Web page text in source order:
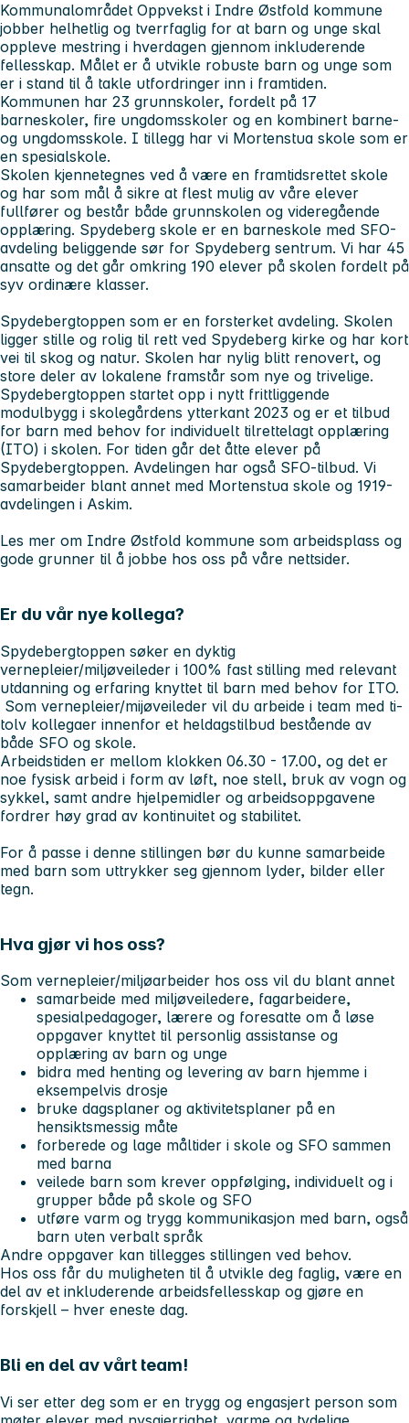
Kommunalområdet Oppvekst i Indre Østfold kommune
jobber helhetlig og tverrfaglig for at barn og unge skal
oppleve mestring i hverdagen gjennom inkluderende
fellesskap. Målet er å utvikle robuste barn og unge som
er i stand til å takle utfordringer inn i framtiden.
Kommunen har 23 grunnskoler, fordelt på 17
barneskoler, fire ungdomsskoler og en kombinert barne-
og ungdomsskole. I tillegg har vi Mortenstua skole som er
en spesialskole.
Skolen kjennetegnes ved å være en framtidsrettet skole
og har som mål å sikre at flest mulig av våre elever
fullfører og består både grunnskolen og videregående
opplæring. Spydeberg skole er en barneskole med SFO-
avdeling beliggende sør for Spydeberg sentrum. Vi har 45
ansatte og det går omkring 190 elever på skolen fordelt på
syv ordinære klasser.
Spydebergtoppen som er en forsterket avdeling. Skolen
ligger stille og rolig til rett ved Spydeberg kirke og har kort
vei til skog og natur. Skolen har nylig blitt renovert, og
store deler av lokalene framstår som nye og trivelige.
Spydebergtoppen startet opp i nytt frittliggende
modulbygg i skolegårdens ytterkant 2023 og er et tilbud
for barn med behov for individuelt tilrettelagt opplæring
(ITO) i skolen. For tiden går det åtte elever på
Spydebergtoppen. Avdelingen har også SFO-tilbud. Vi
samarbeider blant annet med Mortenstua skole og 1919-
avdelingen i Askim.
Les mer om Indre Østfold kommune som arbeidsplass og
gode grunner til å jobbe hos oss på våre nettsider.
Er du vår nye kollega?
Spydebergtoppen søker en dyktig
vernepleier/miljøveileder i 100% fast stilling med relevant
utdanning og erfaring knyttet til barn med behov for ITO.
Som vernepleier/mijøveileder vil du arbeide i team med ti-
tolv kollegaer innenfor et heldagstilbud bestående av
både SFO og skole.
Arbeidstiden er mellom klokken 06.30 - 17.00, og det er
noe fysisk arbeid i form av løft, noe stell, bruk av vogn og
sykkel, samt andre hjelpemidler og arbeidsoppgavene
fordrer høy grad av kontinuitet og stabilitet.
For å passe i denne stillingen bør du kunne samarbeide
med barn som uttrykker seg gjennom lyder, bilder eller
tegn.
Hva gjør vi hos oss?
Som vernepleier/miljøarbeider hos oss vil du blant annet
samarbeide med miljøveiledere, fagarbeidere,
spesialpedagoger, lærere og foresatte om å løse
oppgaver knyttet til personlig assistanse og
opplæring av barn og unge
bidra med henting og levering av barn hjemme i
eksempelvis drosje
bruke dagsplaner og aktivitetsplaner på en
hensiktsmessig måte
forberede og lage måltider i skole og SFO sammen
med barna
veilede barn som krever oppfølging, individuelt og i
grupper både på skole og SFO
utføre varm og trygg kommunikasjon med barn, også
barn uten verbalt språk
Andre oppgaver kan tillegges stillingen ved behov.
Hos oss får du muligheten til å utvikle deg faglig, være en
del av et inkluderende arbeidsfellesskap og gjøre en
forskjell – hver eneste dag.
Bli en del av vårt team!
Vi ser etter deg som er en trygg og engasjert person som